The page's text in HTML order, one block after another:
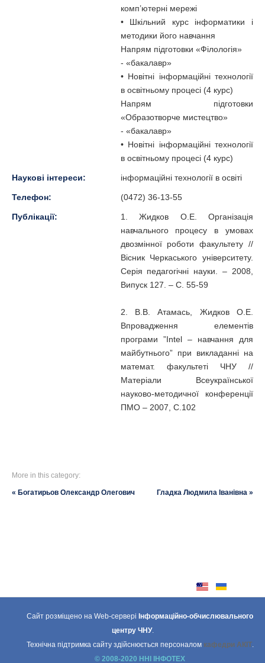
комп’ютерні мережі
• Шкільний курс інформатики і
методики його навчання
Напрям підготовки «Філологія»
- «бакалавр»
• Новітні інформаційні технології
в освітньому процесі (4 курс)
Напрям підготовки
«Образотворче мистецтво»
- «бакалавр»
• Новітні інформаційні технології
в освітньому процесі (4 курс)
Наукові інтереси: інформаційні технології в освіті
Телефон: (0472) 36-13-55
Публікації:
1. Жидков О.Е. Організація
навчального процесу в умовах
двозмінної роботи факультету //
Вісник Черкаського університету.
Серія педагогічні науки. – 2008,
Випуск 127. – С. 55-59
2. В.В. Атамась, Жидков О.Е.
Впровадження елементів
програми ”Intel – навчання для
майбутнього” при викладанні на
математ. факультеті ЧНУ //
Матеріали Всеукраїнської
науково-методичної конференції
ПМО – 2007, С.102
More in this category:
« Богатирьов Олександр Олегович Гладка Людмила Іванівна »
Сайт розміщено на Web-сервері Інформаційно-обчислювального
центру ЧНУ.
Технічна підтримка сайту здійснюється персоналом кафедри АКІТ.
© 2008-2020 ННІ ІНФОТЕХ